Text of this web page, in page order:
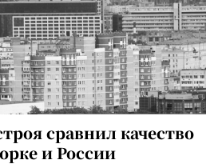
сравнил качество
и России